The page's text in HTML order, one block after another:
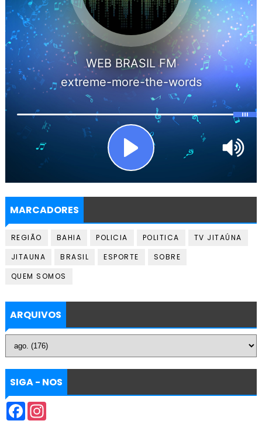
MARCADORES
REGIÃO BAHIA POLICIA POLITICA
TV JITAÚNA
JITAUNA
BRASIL ESPORTE
SOBRE
QUEM SOMOS
ARQUIVOS
SIGA - NOS
F
I